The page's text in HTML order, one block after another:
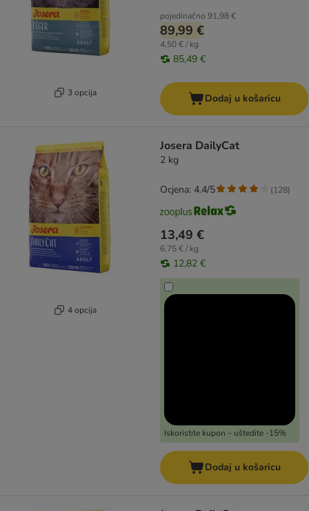
3 opcija
pojedinačno 91,98 €
89,99 €
4,50 € / kg
85,49 €
Dodaj u košaricu
4 opcija
Josera DailyCat
2 kg
13,49 €
6,75 € / kg
12,82 €
Iskoristite kupon – uštedite -15%
Ocjena: 4.4/5 (128)
Dodaj u košaricu